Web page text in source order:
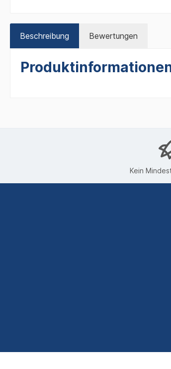
Beschreibung Bewertungen
Kein